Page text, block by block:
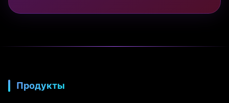
Продукты